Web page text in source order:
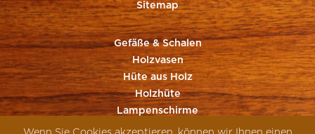
Sitemap
Gefäße & Schalen
Holzvasen
Hüte aus Holz
Holzhüte
Lampenschirme
Sonstiges aus Holz